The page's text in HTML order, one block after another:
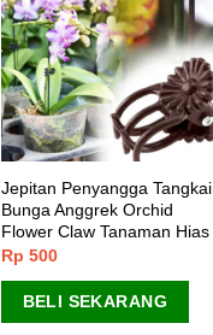
Jepitan Penyangga Tangkai
Bunga Anggrek Orchid
Flower Claw Tanaman Hias
Rp 500
BELI SEKARANG